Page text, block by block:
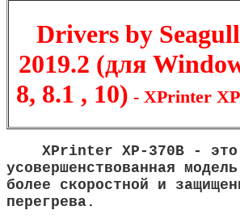
Drivers by
2019.2 (для
8, 8.1 , 10) - XPrinter
XPrinter XP-370B
- это
усовершенствованная модель
более скоростной и
перегрева.